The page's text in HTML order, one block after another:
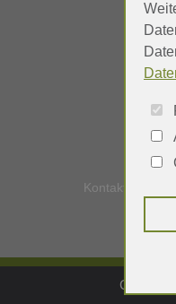
Kontakt
Cookie-